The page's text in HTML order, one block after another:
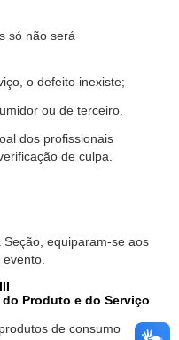
só não será
o defeito inexiste;
ou de terceiro.
dos profissionais
de culpa.
Seção, equiparam-se aos
Produto e do Serviço
de consumo